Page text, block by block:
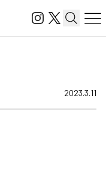
2023.3.11